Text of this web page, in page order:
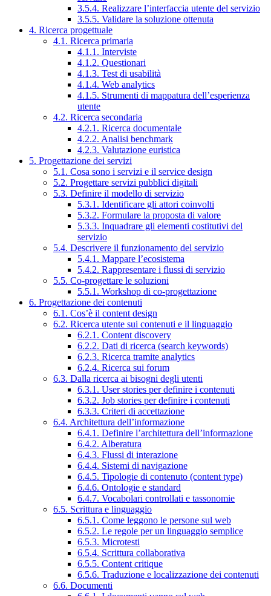
3.5.4. Realizzare l’interfaccia utente del servizio
3.5.5. Validare la soluzione ottenuta
4. Ricerca progettuale
4.1. Ricerca primaria
4.1.1. Interviste
4.1.2. Questionari
4.1.3. Test di usabilità
4.1.4. Web analytics
4.1.5. Strumenti di mappatura dell’esperienza
utente
4.2. Ricerca secondaria
4.2.1. Ricerca documentale
4.2.2. Analisi benchmark
4.2.3. Valutazione euristica
5. Progettazione dei servizi
5.1. Cosa sono i servizi e il service design
5.2. Progettare servizi pubblici digitali
5.3. Definire il modello di servizio
5.3.1. Identificare gli attori coinvolti
5.3.2. Formulare la proposta di valore
5.3.3. Inquadrare gli elementi costitutivi del
servizio
5.4. Descrivere il funzionamento del servizio
5.4.1. Mappare l’ecosistema
5.4.2. Rappresentare i flussi di servizio
5.5. Co-progettare le soluzioni
5.5.1. Workshop di co-progettazione
6. Progettazione dei contenuti
6.1. Cos’è il content design
6.2. Ricerca utente sui contenuti e il linguaggio
6.2.1. Content discovery
6.2.2. Dati di ricerca (search keywords)
6.2.3. Ricerca tramite analytics
6.2.4. Ricerca sui forum
6.3. Dalla ricerca ai bisogni degli utenti
6.3.1. User stories per definire i contenuti
6.3.2. Job stories per definire i contenuti
6.3.3. Criteri di accettazione
6.4. Architettura dell’informazione
6.4.1. Definire l’architettura dell’informazione
6.4.2. Alberatura
6.4.3. Flussi di interazione
6.4.4. Sistemi di navigazione
6.4.5. Tipologie di contenuto (content type)
6.4.6. Ontologie e standard
6.4.7. Vocabolari controllati e tassonomie
6.5. Scrittura e linguaggio
6.5.1. Come leggono le persone sul web
6.5.2. Le regole per un linguaggio semplice
6.5.3. Microtesti
6.5.4. Scrittura collaborativa
6.5.5. Content critique
6.5.6. Traduzione e localizzazione dei contenuti
6.6. Documenti